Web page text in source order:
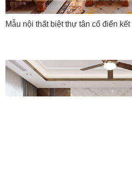
Mẫu nội thất biệt thự tân cổ điển